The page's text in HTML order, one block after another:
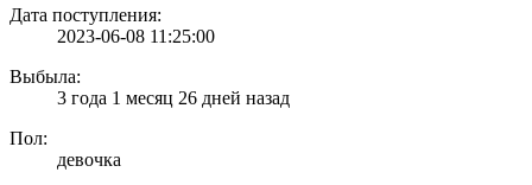
Дата поступления:
2023-06-08 11:25:00
Выбыла:
3 года 1 месяц 26 дней назад
Пол:
девочка